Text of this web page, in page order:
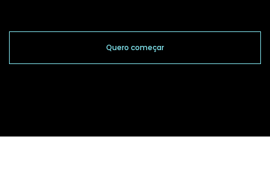
Quero começar